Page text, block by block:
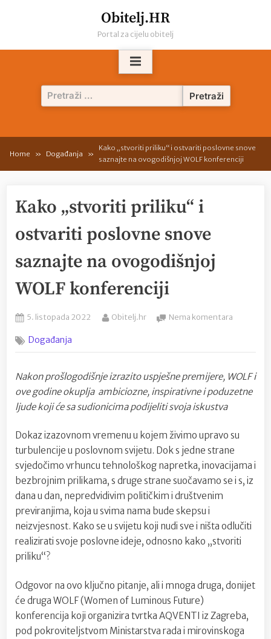
Obitelj.HR
Portal za cijelu obitelj
Pretraži:
Home Događanja
Kako „stvoriti priliku“ i ostvariti poslovne snove
saznajte na ovogodišnjoj WOLF konferenciji
Kako „stvoriti priliku“ i
ostvariti poslovne snove
saznajte na ovogodišnjoj
WOLF konferenciji
Posted
5. listopada 2022 By
Obitelj.hr Nema komentara
priliku“
ostvariti
poslovne
na
WOLF
Događanja
Nakon prošlogodišnje izrazito uspješne premijere, WOLF i
ove godine okuplja ambiciozne, inspirativne i poduzetne
ljude koji će sa sudionicima podijeliti svoja iskustva
Dokaz izazovnom vremenu u kojem živimo upravo su
turbulencije u poslovnom svijetu. Dok s jedne strane
svjedočimo vrhuncu tehnološkog napretka, inovacijama i
bezbrojnim prilikama, s druge strane suočavamo se i s, iz
dana u dan, nepredvidivim političkim i društvenim
previranjima, koja u svima nama bude skepsu i
neizvjesnost. Kako se u svijetu koji nudi sve i ništa odlučiti
realizirati svoje poslovne ideje, odnosno kako „stvoriti
priliku“?
Odgovor na ovo ključno pitanje, ali i mnoga druga, donijet
će druga WOLF (Women of Luminous Future)
konferencija koji organizira tvrtka AQVENTI iz Zagreba,
pod pokroviteljstvom Ministarstva rada i mirovinskoga